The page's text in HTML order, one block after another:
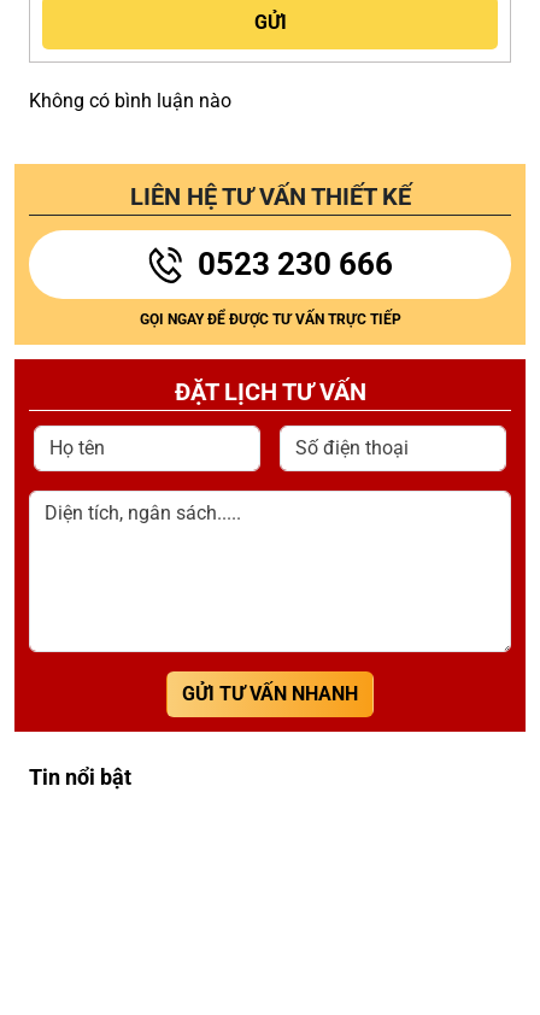
Không có bình luận nào
LIÊN HỆ TƯ VẤN THIẾT KẾ
0523 230 666
GỌI NGAY ĐỂ ĐƯỢC TƯ VẤN TRỰC TIẾP
ĐẶT LỊCH TƯ VẤN
Họ tên Số điện thoại
Diện tích, ngân sách.....
GỬI TƯ VẤN NHANH
Tin nổi bật